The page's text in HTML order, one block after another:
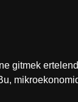
gitmek